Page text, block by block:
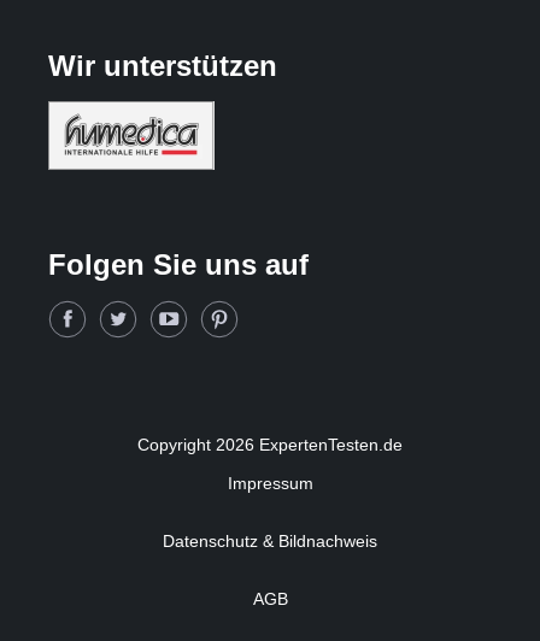
Wir unterstützen
Folgen Sie uns auf
Copyright 2026 ExpertenTesten.de
Impressum
Datenschutz & Bildnachweis
AGB